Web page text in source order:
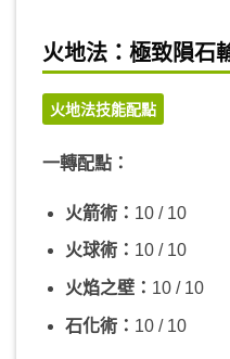
火地法：極致隕石
火地法技能配點
一轉配點：
火箭術： 10 / 10
火球術： 10 / 10
火焰之壁： 10 / 10
石化術： 10 / 10